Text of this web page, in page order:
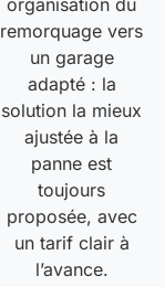
organisation du
remorquage vers
un garage
adapté : la
solution la mieux
ajustée à la
panne est
toujours
proposée, avec
un tarif clair à
l’avance.